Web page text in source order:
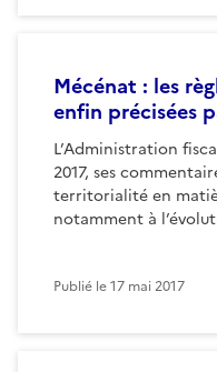
Mécénat : les
enfin précisées
L’Administration
2017, ses
territorialité en
notamment à
Publié le17 mai 2017